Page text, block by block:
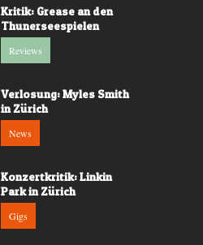
Kritik: Grease an den
Thunerseespielen
Reviews
Verlosung: Myles Smith
in Zürich
News
Konzertkritik: Linkin
Park in Zürich
Gigs